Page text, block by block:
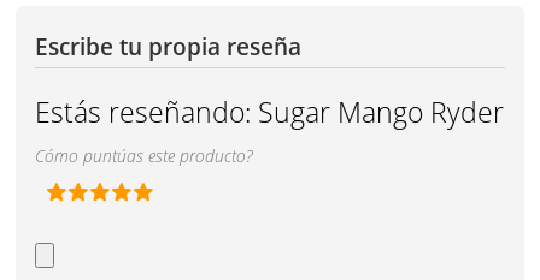
Escribe tu propia reseña
Estás reseñando: Sugar Mango Ryder
Cómo puntúas este producto?